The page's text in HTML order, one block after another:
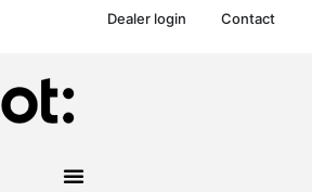
Dealer login Contact